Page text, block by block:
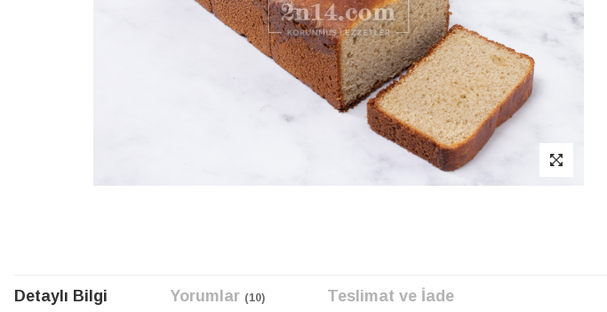
Detaylı Bilgi Yorumlar 10 Teslimat ve İade